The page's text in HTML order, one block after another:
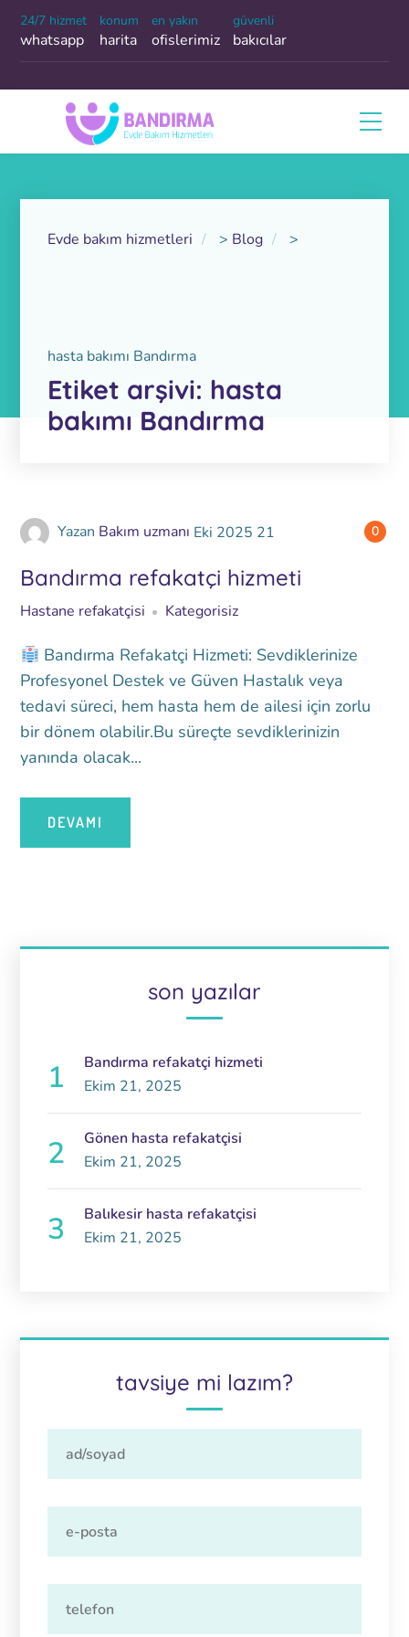
24/7 hizmet
whatsapp
konum
harita
en yakın
ofislerimiz
güvenli
bakıcılar
Evde bakım hizmetleri > Blog >
hasta bakımı Bandırma
Etiket arşivi: hasta
bakımı Bandırma
0
Yazan Bakım uzmanı Eki 2025 21
Bandırma refakatçi hizmeti
Hastane refakatçisi Kategorisiz
Bandırma Refakatçi Hizmeti: Sevdiklerinize
Profesyonel Destek ve Güven Hastalık veya
tedavi süreci, hem hasta hem de ailesi için zorlu
bir dönem olabilir.Bu süreçte sevdiklerinizin
yanında olacak...
DEVAMI
son yazılar
Bandırma refakatçi hizmeti
Ekim 21, 2025
Gönen hasta refakatçisi
Ekim 21, 2025
Balıkesir hasta refakatçisi
Ekim 21, 2025
tavsiye mi lazım?